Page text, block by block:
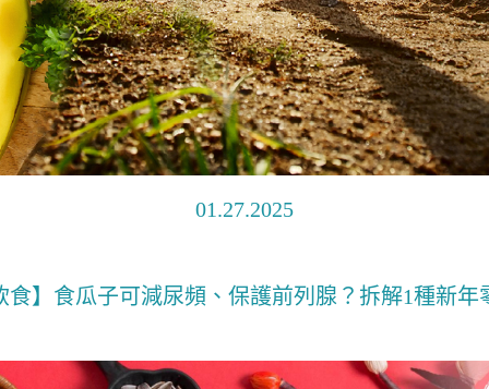
01.27.2025
食】食瓜子可減尿頻、保護前列腺？拆解1種新年